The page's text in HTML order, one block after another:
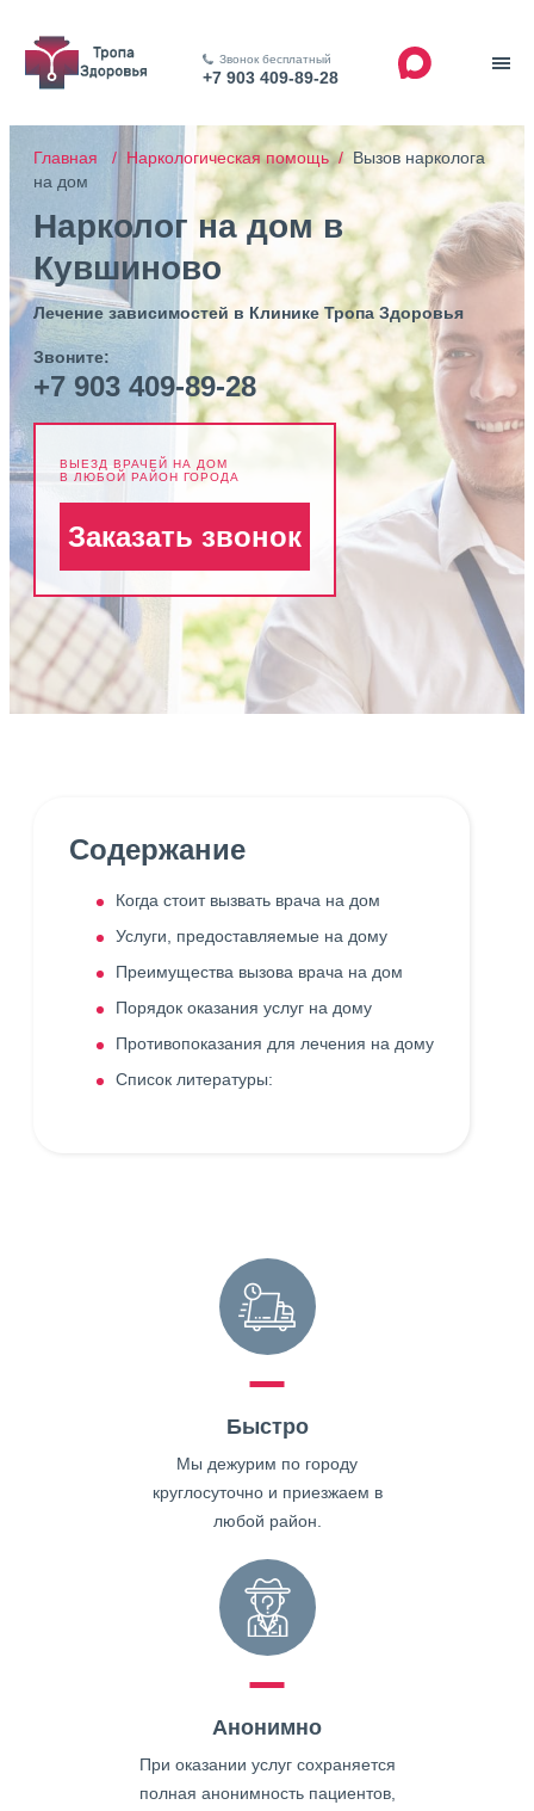
Звонок бесплатный
+7 903 409-89-28
Главная / Наркологическая помощь / Вызов нарколога
на дом
Нарколог на дом в
Кувшиново
Лечение зависимостей в Клинике Тропа Здоровья
Звоните:
+7 903 409-89-28
ВЫЕЗД ВРАЧЕЙ НА ДОМ
В ЛЮБОЙ РАЙОН ГОРОДА
Заказать звонок
Содержание
Когда стоит вызвать врача на дом
Услуги, предоставляемые на дому
Преимущества вызова врача на дом
Порядок оказания услуг на дому
Противопоказания для лечения на дому
Список литературы:
Быстро
Мы дежурим по городу
круглосуточно и приезжаем в
любой район.
Анонимно
При оказании услуг сохраняется
полная анонимность пациентов,